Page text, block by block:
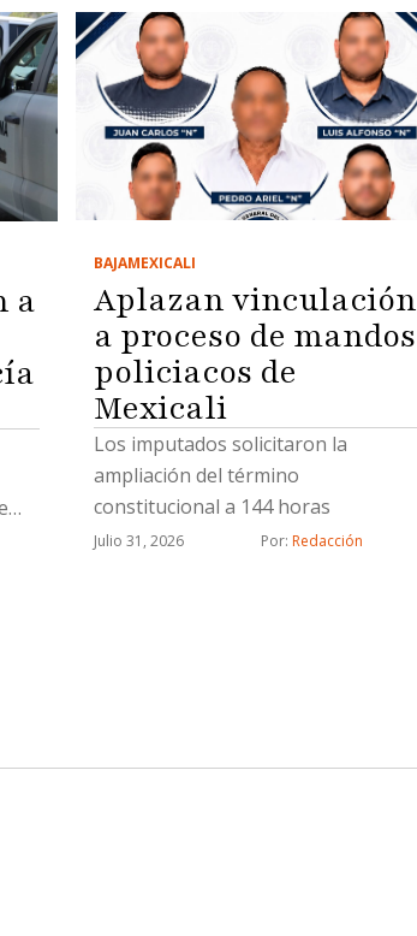
a
BAJAMEXICALI
Aplazan vinculación
a proceso de mandos
policiacos de
Mexicali
Los imputados solicitaron la
ampliación del término
constitucional a 144 horas
Julio 31, 2026 Por: Redacción